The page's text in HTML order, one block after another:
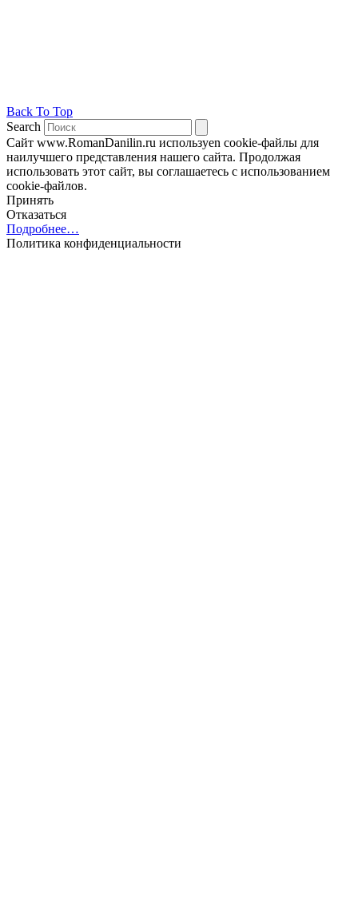
Back To Top
Search
Сайт www.RomanDanilin.ru используеn cookie-файлы для
наилучшего представления нашего сайта. Продолжая
использовать этот сайт, вы соглашаетесь с использованием
cookie-файлов.
Принять
Отказаться
Подробнее…
Политика конфиденциальности